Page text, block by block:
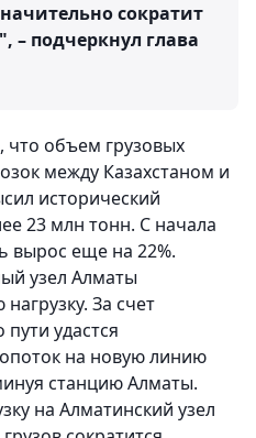
сократит
– подчеркнул глава
что объем грузовых
между Казахстаном и
исторический
23 млн тонн. С начала
вырос еще на 22%.
узел Алматы
За счет
удастся
на новую линию
станцию Алматы.
на Алматинский узел